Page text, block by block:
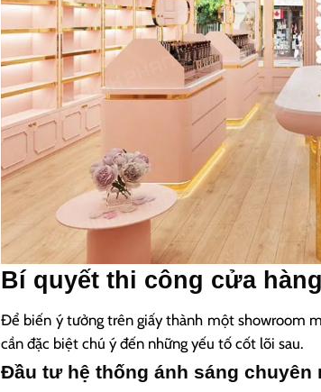
Bí quyết thi công cửa
Để biến ý tưởng trên giấy thành một showroom
cần đặc biệt chú ý đến những yếu tố cốt lõi sau.
Đầu tư hệ thống ánh sáng chuyên